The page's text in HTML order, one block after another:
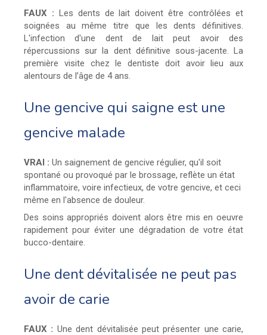
FAUX : Les dents de lait doivent être contrôlées et
soignées au même titre que les dents définitives.
L'infection d'une dent de lait peut avoir des
répercussions sur la dent définitive sous-jacente. La
première visite chez le dentiste doit avoir lieu aux
alentours de l’âge de 4 ans.
Une gencive qui saigne est une
gencive malade
VRAI : Un saignement de gencive régulier, qu'il soit
spontané ou provoqué par le brossage, reflète un état
inflammatoire, voire infectieux, de votre gencive, et ceci
même en l'absence de douleur.
Des soins appropriés doivent alors être mis en oeuvre
rapidement pour éviter une dégradation de votre état
bucco-dentaire.
Une dent dévitalisée ne peut pas
avoir de carie
FAUX : Une dent dévitalisée peut présenter une carie,